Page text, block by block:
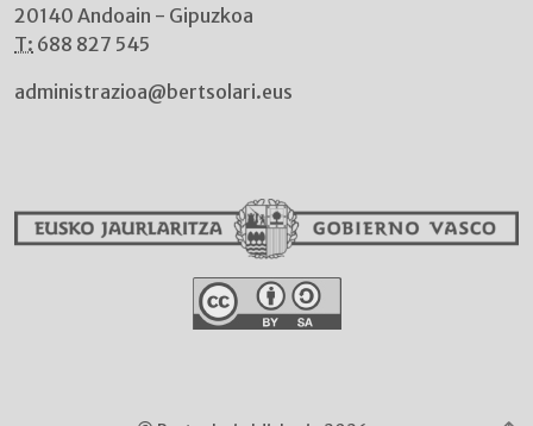
20140 Andoain - Gipuzkoa
T: 688 827 545
administrazioa@bertsolari.eus